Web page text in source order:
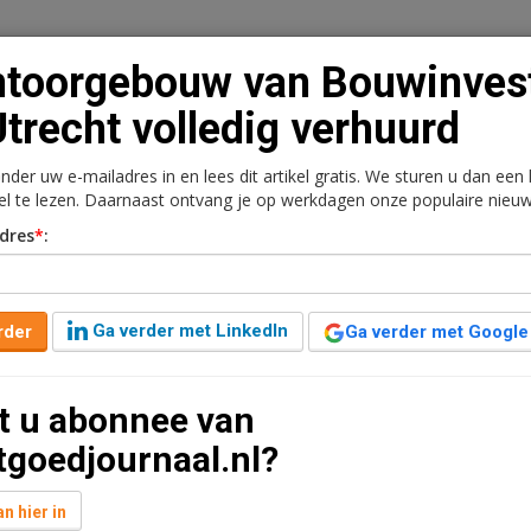
Vacaturebank Contact Abonnementen
in Utrecht
aangepast 1 minuut leestijd
de Arthur van Schendelstraat 500-600 in Utrecht
zijn Stichting Milieu Centraal, Trubendorffer
van
volledig verhuurd
uw e-mailadres in en lees dit artikel gratis. We sturen u dan een
te lezen. Daarnaast ontvang je op werkdagen onze populaire
*:
Ga verder met LinkedIn Ga verder met Google
u abonnee van
hier in